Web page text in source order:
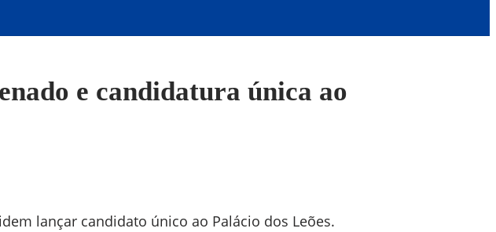
e candidatura única ao
lançar candidato único ao Palácio dos Leões.